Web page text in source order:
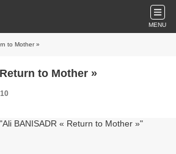
MENU
to Mother »
to Mother »